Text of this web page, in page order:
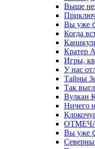
Выше
Вы уже
Когда
Кратер
Игры,
У нас
Тайны
Так
Вулкан
Ничего
Вы уже